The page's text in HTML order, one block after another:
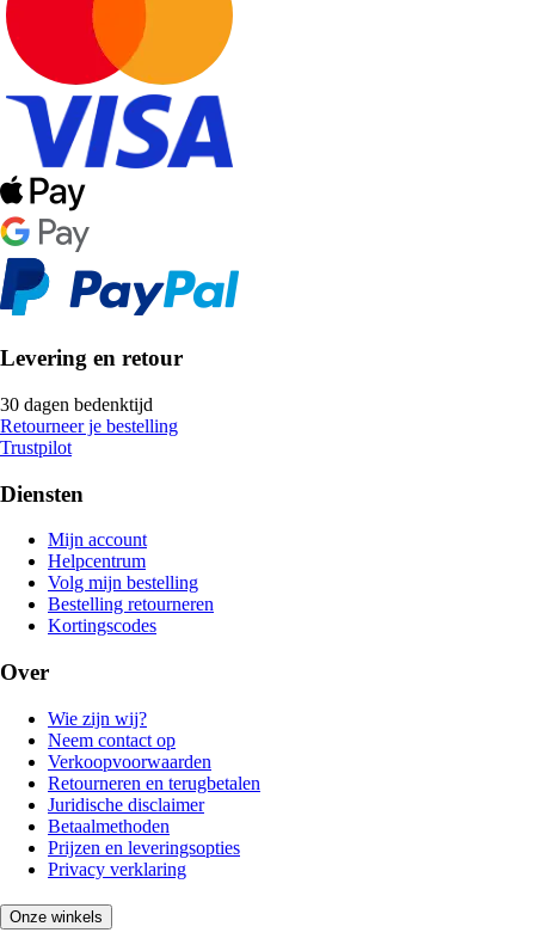
Levering en retour
30 dagen bedenktijd
Retourneer je bestelling
Trustpilot
Diensten
Mijn account
Helpcentrum
Volg mijn bestelling
Bestelling retourneren
Kortingscodes
Over
Wie zijn wij?
Neem contact op
Verkoopvoorwaarden
Retourneren en terugbetalen
Juridische disclaimer
Betaalmethoden
Prijzen en leveringsopties
Privacy verklaring
Onze winkels